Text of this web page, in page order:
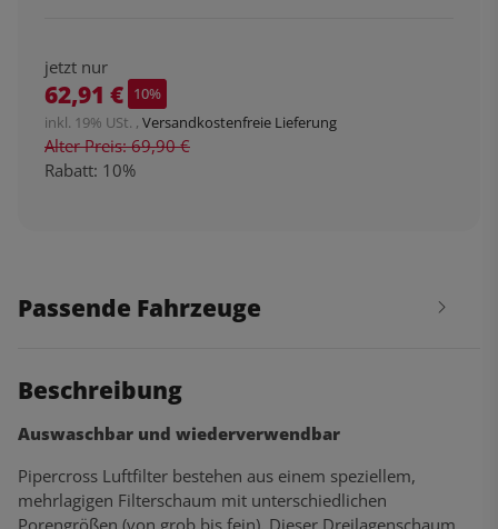
jetzt nur
62,91 € 10%
inkl. 19% USt. , Versandkostenfreie Lieferung
Alter Preis: 69,90 €
Rabatt: 10%
Passende Fahrzeuge
Beschreibung
Auswaschbar und wiederverwendbar
Pipercross Luftfilter bestehen aus einem speziellem,
mehrlagigen Filterschaum mit unterschiedlichen
Porengrößen (von grob bis fein). Dieser Dreilagenschaum